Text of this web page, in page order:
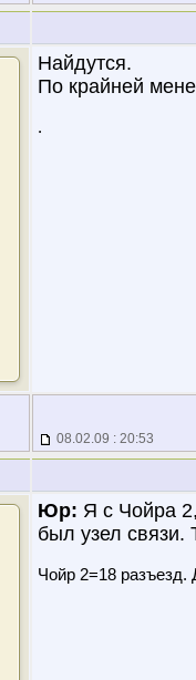
Найдутся.
По крайней
.
08.02.09 : 20:53
Юр: Я с Чойра
был узел связи.
Чойр 2=18